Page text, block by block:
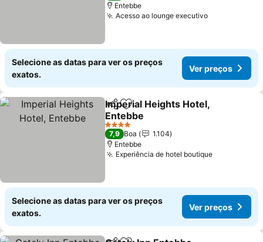
Entebbe
Acesso ao lounge executivoVer preços
Selecione as datas para ver os preços
exatos.
Ver preços
PartilharAdicionar aos favoritos
Imperial Heights Hotel,
Entebbe
Ver preços
4 Estrelas
7,9 Boa
1.104
Entebbe
Experiência de hotel boutiqueVer preços
Selecione as datas para ver os preços
exatos.
Ver preços